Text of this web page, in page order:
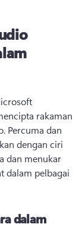
rakaman
Percuma dan
dengan ciri
dan menukar
dalam pelbagai
dalam